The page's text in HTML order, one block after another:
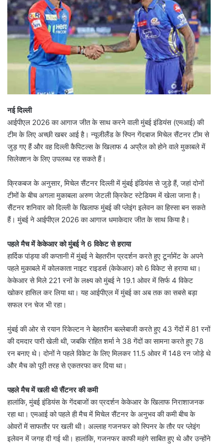
नई दिल्ली
आईपीएल 2026 का आगाज जीत के साथ करने वाली मुंबई इंडियंस (एमआई) की
टीम के लिए अच्छी खबर आई है। न्यूजीलैंड के स्पिन गेंदबाज मिचेल सैंटनर टीम से
जुड़ गए हैं और वह दिल्ली कैपिटल्स के खिलाफ 4 अप्रैल को होने वाले मुकाबले में
सिलेक्शन के लिए उपलब्ध रह सकते हैं।
क्रिकबज के अनुसार, मिचेल सैंटनर दिल्ली में मुंबई इंडियंस से जुड़े हैं, जहां दोनों
टीमों के बीच अगला मुकाबला अरुण जेटली क्रिकेट स्टेडियम में खेला जाना है।
सैंटनर शनिवार को दिल्ली के खिलाफ मुंबई की प्लेइंग इलेवन का हिस्सा बन सकते
हैं। मुंबई ने आईपीएल 2026 का आगाज धमाकेदार जीत के साथ किया है।
पहले मैच में केकेआर को मुंबई ने 6 विकेट से हराया
हार्दिक पांड्या की कप्तानी में मुंबई ने बेहतरीन प्रदर्शन करते हुए टूर्नामेंट के अपने
पहले मुकाबले में कोलकाता नाइट राइडर्स (केकेआर) को 6 विकेट से हराया था।
केकेआर से मिले 221 रनों के लक्ष्य को मुंबई ने 19.1 ओवर में सिर्फ 4 विकेट
खोकर हासिल कर लिया था। यह आईपीएल में मुंबई का अब तक का सबसे बड़ा
सफल रन चेज भी रहा।
मुंबई की ओर से रयान रिकेल्टन ने बेहतरीन बल्लेबाजी करते हुए 43 गेंदों में 81 रनों
की दमदार पारी खेली थी, जबकि रोहित शर्मा ने 38 गेंदों का सामना करते हुए 78
रन बनाए थे। दोनों ने पहले विकेट के लिए मिलकर 11.5 ओवर में 148 रन जोड़े थे
और मैच को पूरी तरह से एकतरफा कर दिया था।
पहले मैच में खली थी सैंटनर की कमी
हालांकि, मुंबई इंडियंस के गेंदबाजों का प्रदर्शन केकेआर के खिलाफ निराशाजनक
रहा था। एमआई को पहले ही मैच में मिचेल सैंटनर के अनुभव की कमी बीच के
ओवरों में साफतौर पर खली थी। अल्लाह गजनफर को स्पिनर के तौर पर प्लेइंग
इलेवन में जगह दी गई थी। हालांकि, गजनफर काफी महंगे साबित हुए थे और उन्होंने